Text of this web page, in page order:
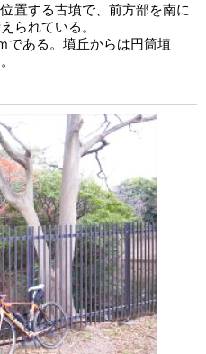
置する古墳で、前方部を南に
られている。
である。墳丘からは円筒埴